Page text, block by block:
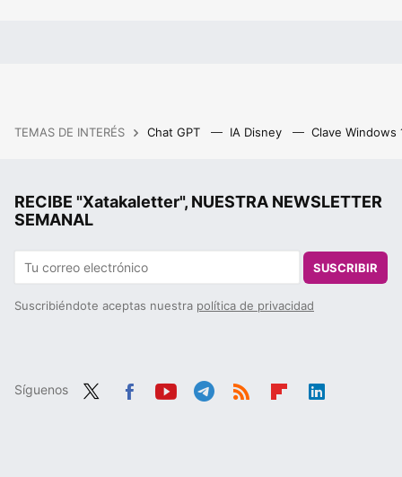
TEMAS DE INTERÉS Chat GPT IA Disney Clave Windows
RECIBE "Xatakaletter", NUESTRA NEWSLETTER
SEMANAL
SUSCRIBIR
Suscribiéndote aceptas nuestra política de privacidad
Síguenos